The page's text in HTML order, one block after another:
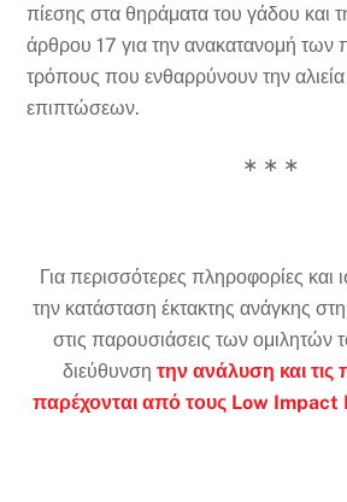
πίεσης στα θηράματα του γάδου και
άρθρου 17 για την ανακατανομή
τρόπους που ενθαρρύνουν την
επιπτώσεων.
∗ ∗ ∗
Για περισσότερες πληροφορίες και
την κατάσταση έκτακτης ανάγκης
στις παρουσιάσεις των ομιλητών
διεύθυνση την ανάλυση και
παρέχονται από τους Low